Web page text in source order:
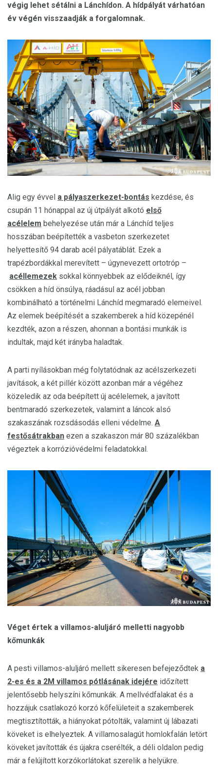
végig lehet sétálni a Lánchídon. A hídpályát várhatóan
év végén visszaadják a forgalomnak.
Alig egy évvel a pályaszerkezet-bontás kezdése, és
csupán 11 hónappal az új útpályát alkotó első
acélelem behelyezése után már a Lánchíd teljes
hosszában beépítették a vasbeton szerkezetet
helyettesítő 94 darab acél pályatáblát. Ezek a
trapézbordákkal merevített – úgynevezett ortotróp –
acéllemezek sokkal könnyebbek az elődeiknél, így
csökken a híd önsúlya, ráadásul az acél jobban
kombinálható a történelmi Lánchíd megmaradó elemeivel.
Az elemek beépítését a szakemberek a híd közepénél
kezdték, azon a részen, ahonnan a bontási munkák is
indultak, majd két irányba haladtak.
A parti nyílásokban még folytatódnak az acélszerkezeti
javítások, a két pillér között azonban már a végéhez
közeledik az oda beépített új acélelemek, a javított
bentmaradó szerkezetek, valamint a láncok alsó
szakaszának rozsdásodás elleni védelme. A
festősátrakban ezen a szakaszon már 80 százalékban
végeztek a korrózióvédelmi feladatokkal.
Véget értek a villamos-aluljáró melletti nagyobb
kőmunkák
A pesti villamos-aluljáró mellett sikeresen befejeződtek a
2-es és a 2M villamos pótlásának idejére időzített
jelentősebb helyszíni kőmunkák. A mellvédfalakat és a
hozzájuk csatlakozó korzó kőfelületeit a szakemberek
megtisztították, a hiányokat pótolták, valamint új lábazati
köveket is elhelyeztek. A villamosalagút homlokfalán letört
köveket javították és újakra cserélték, a déli oldalon pedig
már a felújított korzókorlátokat szerelik a helyükre.